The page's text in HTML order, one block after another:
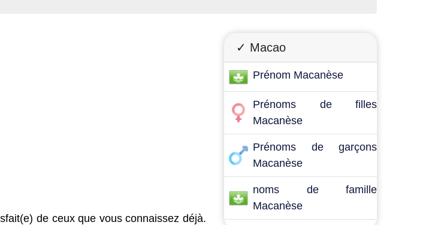
de ceux que vous connaissez déjà.
✓ Macao
Prénom Macanèse
Prénoms de filles
Macanèse
Prénoms de garçons
Macanèse
noms de famille
Macanèse